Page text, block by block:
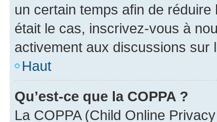
un certain temps afin de
était le cas, inscrivez-vous à
activement aux discussions sur
Haut
Qu’est-ce que la COPPA ?
La COPPA (Child Online